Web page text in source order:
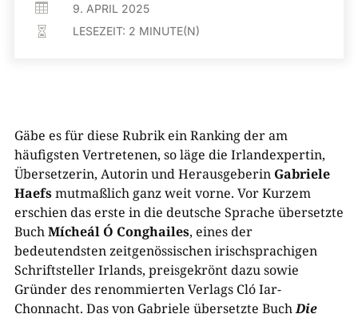
 9. APRIL 2025
 LESEZEIT: 2 MINUTE(N)
Gäbe es für diese Rubrik ein Ranking der am
häufigsten Vertretenen, so läge die Irlandexpertin,
Übersetzerin, Autorin und Herausgeberin Gabriele
Haefsmutmaßlich ganz weit vorne. Vor Kurzem
erschien das erste in die deutsche Sprache übersetzte
BuchMícheál Ó Conghailes, eines der
bedeutendsten zeitgenössischen irischsprachigen
Schriftsteller Irlands, preisgekrönt dazu sowie
Gründer des renommierten Verlags Cló Iar-
Chonnacht. Das von Gabriele übersetzte BuchDie